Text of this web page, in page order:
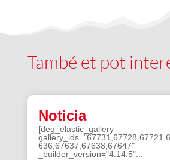
També et pot
Noticia
[deg_elastic_gallery
636,67637,67638,67647"
_builder_version="4.14.5"...